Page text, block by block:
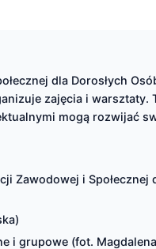
dla Dorosłych
zajęcia i warsztaty.
mogą rozwijać
Zawodowej i Społecznej
i grupowe (fot.